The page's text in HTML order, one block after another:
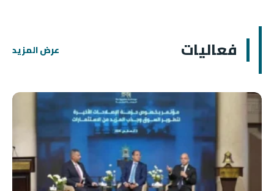
فعاليات عرض المزيد